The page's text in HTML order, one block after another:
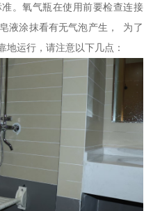
。氧气瓶在使用前要检查连接
液涂抹看有无气泡产生， 为了
地运行，请注意以下几点：